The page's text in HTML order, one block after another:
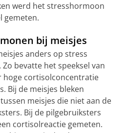
werd het stresshormoon
gemeten.
bij meisjes
anders op stress
bevatte het speeksel van
hoge cortisolconcentratie
Bij de meisjes bleken
meisjes die niet aan de
Bij de pilgebruiksters
cortisolreactie gemeten.